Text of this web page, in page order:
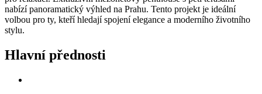
nabízí panoramatický výhled na Prahu. Tento projekt je ideální
volbou pro ty, kteří hledají spojení elegance a moderního životního
stylu.
Hlavní přednosti